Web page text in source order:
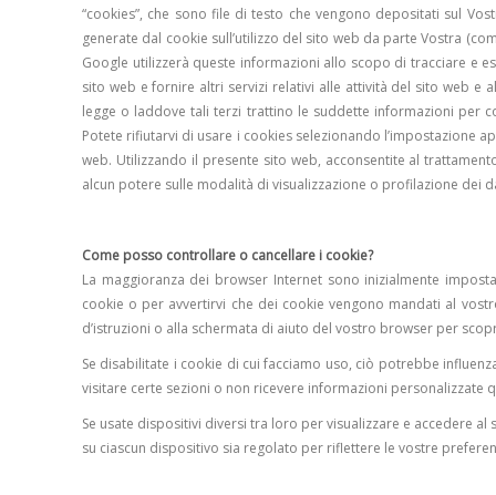
“cookies”, che sono file di testo che vengono depositati sul
generate dal cookie sull’utilizzo del sito web da parte Vostra
Google utilizzerà queste informazioni allo scopo di tracciare e
sito web e fornire altri servizi relativi alle attività del sito web e
legge o laddove tali terzi trattino le suddette informazioni per
Potete rifiutarvi di usare i cookies selezionando
web. Utilizzando il presente sito web, acconsentite al
alcun potere sulle modalità di visualizzazione o profilazione dei
Come posso controllare o cancellare i cookie?
La maggioranza dei browser Internet sono inizialmente
cookie o per avvertirvi che dei cookie vengono mandati al
d’istruzioni o alla schermata di aiuto del vostro browser per
Se disabilitate i cookie di cui facciamo uso, ciò potrebbe
visitare certe sezioni o non ricevere informazioni personalizzate
Se usate dispositivi diversi tra loro per visualizzare e accedere
su ciascun dispositivo sia regolato per riflettere le vostre